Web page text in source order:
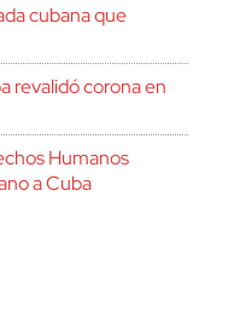
cubana que
revalidó corona en
Humanos
a Cuba